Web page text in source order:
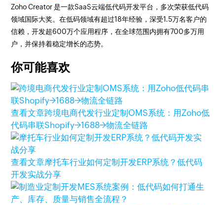
Zoho Creator 是一款SaaS云端低代码开发平台，多次荣获低代码
领域国际大奖。在低码领域有超过18年经验，深受1.5万名客户的
信赖，开发超600万个应用程序，在全球范围内拥有700多万用
户，并保持着稳定增长的态势。
你可能喜欢
查看文章跨境电商代发行业定制OMS系统：用Zoho低
代码串联Shopify→1688→物流全链路
查看文章摩托车行业如何定制开发ERP系统？低代码
开发实战分享